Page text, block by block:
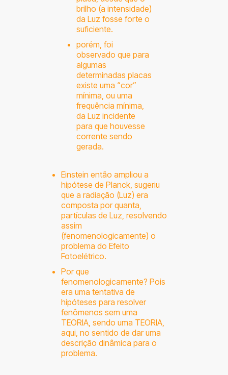
brilho (a intensidade)
da Luz fosse forte o
suficiente.
porém, foi
observado que para
algumas
determinadas placas
existe uma “cor”
mínima, ou uma
frequência mínima,
da Luz incidente
para que houvesse
corrente sendo
gerada.
Einstein então ampliou a
hipótese de Planck, sugeriu
que a radiação (Luz) era
composta por quanta,
partículas de Luz, resolvendo
assim
(fenomenologicamente) o
problema do Efeito
Fotoelétrico.
Por que
fenomenologicamente? Pois
era uma tentativa de
hipóteses para resolver
fenômenos sem uma
TEORIA, sendo uma TEORIA,
aqui, no sentido de dar uma
descrição dinâmica para o
problema.